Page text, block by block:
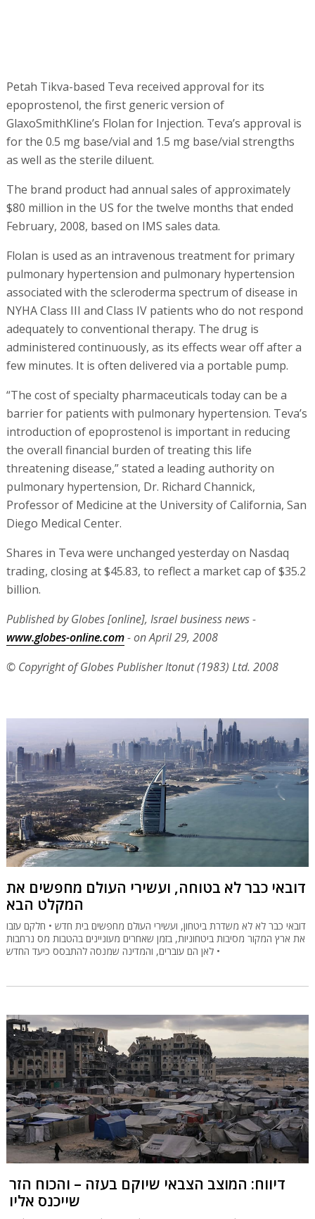
Petah Tikva-based Teva received approval for its
epoprostenol, the first generic version of
GlaxoSmithKline’s Flolan for Injection. Teva’s approval is
for the 0.5 mg base/vial and 1.5 mg base/vial strengths
as well as the sterile diluent.
The brand product had annual sales of approximately
$80 million in the US for the twelve months that ended
February, 2008, based on IMS sales data.
Flolan is used as an intravenous treatment for primary
pulmonary hypertension and pulmonary hypertension
associated with the scleroderma spectrum of disease in
NYHA Class III and Class IV patients who do not respond
adequately to conventional therapy. The drug is
administered continuously, as its effects wear off after a
few minutes. It is often delivered via a portable pump.
“The cost of specialty pharmaceuticals today can be a
barrier for patients with pulmonary hypertension. Teva’s
introduction of epoprostenol is important in reducing
the overall financial burden of treating this life
threatening disease,” stated a leading authority on
pulmonary hypertension, Dr. Richard Channick,
Professor of Medicine at the University of California, San
Diego Medical Center.
Shares in Teva were unchanged yesterday on Nasdaq
trading, closing at $45.83, to reflect a market cap of $35.2
billion.
Published by Globes [online], Israel business news -
www.globes-online.com- on April 29, 2008
© Copyright of Globes Publisher Itonut (1983) Ltd. 2008
דובאי כבר לא בטוחה, ועשירי העולם מחפשים את
המקלט הבא
דובאי כבר לא לא משדרת ביטחון, ועשירי העולם מחפשים בית חדש • חלקם עזבו
את ארץ המקור מסיבות ביטחוניות, בזמן שאחרים מעוניינים בהטבות מס נרחבות
• לאן הם עוברים, והמדינה שמנסה להתבסס כיעד החדש
דיווח: המוצב הצבאי שיוקם בעזה – והכוח הזר
שייכנס אליו